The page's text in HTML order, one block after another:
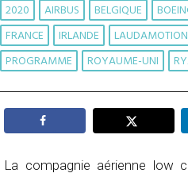
2020 AIRBUS BELGIQUE
FRANCE
IRLANDE LAUDAMOTION
PROGRAMME
ROYAUME-UNI
La compagnie aérienne low